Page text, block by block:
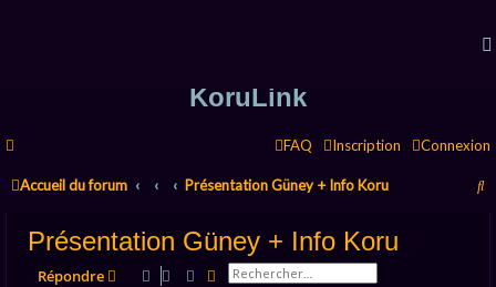
KoruLink
Connexion
Inscription
FAQ
Accueil du forum Présentation Güney + Info Koru
R
e
Présentation Güney + Info Koru
Répondre Rechercher
Recherche avancée